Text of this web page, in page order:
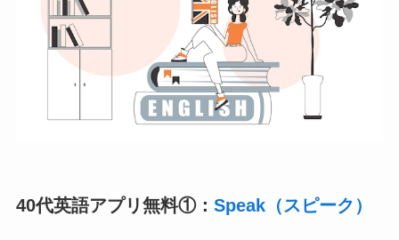
40代英語アプリ無料①： Speak（スピーク）